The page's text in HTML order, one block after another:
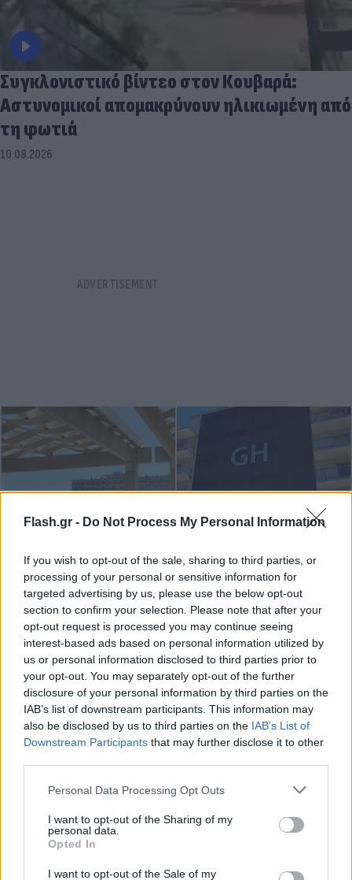
Flash.gr - Do Not Process My Personal Information
If you wish to opt-out of the sale, sharing to third parties, or
processing of your personal or sensitive information for
targeted advertising by us, please use the below opt-out
section to confirm your selection. Please note that after your
opt-out request is processed you may continue seeing
interest-based ads based on personal information utilized by
us or personal information disclosed to third parties prior to
your opt-out. You may separately opt-out of the further
disclosure of your personal information by third parties on the
IAB’s list of downstream participants. This information may
also be disclosed by us to third parties on the IAB’s List of
Downstream Participants that may further disclose it to other
Please note that this website/app uses one or more Google
not limited to your visit or usage behaviour. You may click to
grant or deny consent to Google and its third-party tags to
use your data for below specified purposes in below Google
consent section.
Personal Data Processing Opt Outs
I want to opt-out of the Sharing of my
personal data.
Opted In
I want to opt-out of the Sale of my
Συγκλονιστικό βίντεο στον Κουβαρά:
Αστυνομικοί απομακρύνουν ηλικιωμένη από
τη φωτιά
10.08.2026
ΡΕΠΟΡΤΑΖ FLASH
Πόρτο Χέλι: Νεκρή η ιδιοκτήτρια
γνωστού ξενοδοχείου – Έπεσε από τον 6ο όροφο
10.08.2026